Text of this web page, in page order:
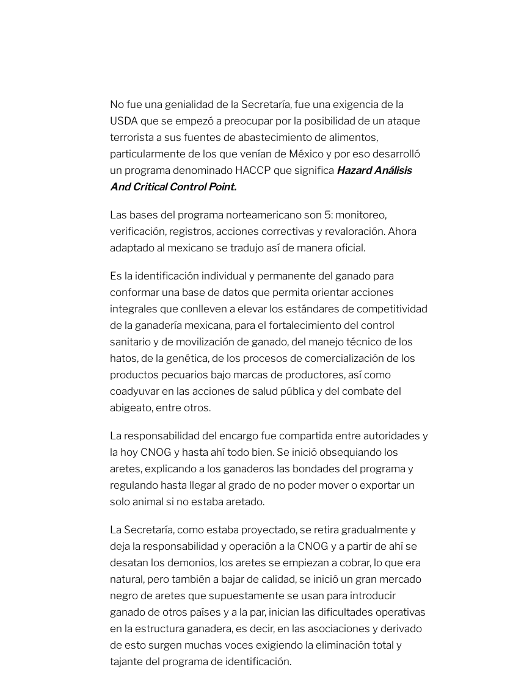
No fue una genialidad de la Secretaría, fue una exigencia de la
USDA que se empezó a preocupar por la posibilidad de un ataque
terrorista a sus fuentes de abastecimiento de alimentos,
particularmente de los que venían de México y por eso desarrolló
un programa denominado HACCP que significa Hazard Análisis
And Critical Control Point.
Las bases del programa norteamericano son 5: monitoreo,
verificación, registros, acciones correctivas y revaloración. Ahora
adaptado al mexicano se tradujo así de manera oficial.
Es la identificación individual y permanente del ganado para
conformar una base de datos que permita orientar acciones
integrales que conlleven a elevar los estándares de competitividad
de la ganadería mexicana, para el fortalecimiento del control
sanitario y de movilización de ganado, del manejo técnico de los
hatos, de la genética, de los procesos de comercialización de los
productos pecuarios bajo marcas de productores, así como
coadyuvar en las acciones de salud pública y del combate del
abigeato, entre otros.
La responsabilidad del encargo fue compartida entre autoridades y
la hoy CNOG y hasta ahí todo bien. Se inició obsequiando los
aretes, explicando a los ganaderos las bondades del programa y
regulando hasta llegar al grado de no poder mover o exportar un
solo animal si no estaba aretado.
La Secretaría, como estaba proyectado, se retira gradualmente y
deja la responsabilidad y operación a la CNOG y a partir de ahí se
desatan los demonios, los aretes se empiezan a cobrar, lo que era
natural, pero también a bajar de calidad, se inició un gran mercado
negro de aretes que supuestamente se usan para introducir
ganado de otros países y a la par, inician las dificultades operativas
en la estructura ganadera, es decir, en las asociaciones y derivado
de esto surgen muchas voces exigiendo la eliminación total y
tajante del programa de identificación.